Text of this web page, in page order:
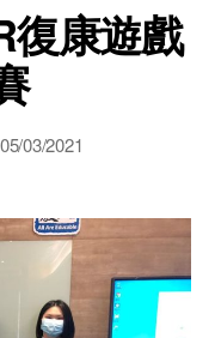
復康遊戲
05/03/2021